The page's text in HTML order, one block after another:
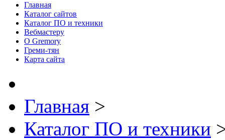
Главная
Каталог сайтов
Каталог ПО и техники
Вебмастеру
О Gremory
Греми-тян
Карта сайта
Главная >
Каталог ПО и техники